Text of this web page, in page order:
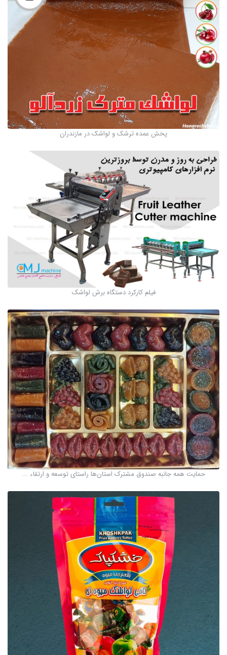
پخش عمده ترشک و لواشک در مازندران
فیلم کارکرد دستگاه برش لواشک
حمایت همه جانبه صندوق مشترک استان‌ها راستای توسعه و ارتقاء ...